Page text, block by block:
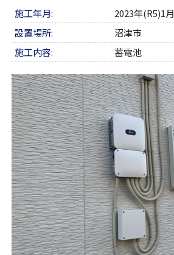
施工年月:
2023年(R5)1月
設置場所:
沼津市
施工内容:
蓄電池